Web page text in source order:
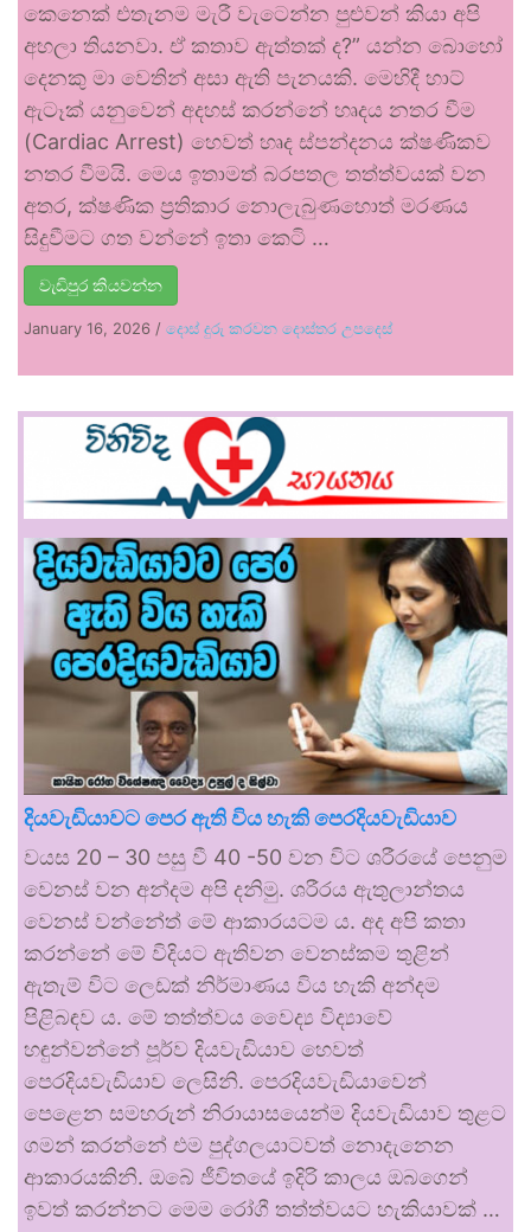
කෙනෙක් එතැනම මැරී වැටෙන්න පුළුවන් කියා අපි
අහලා තියනවා. ඒ කතාව ඇත්තක් ද?” යන්න බොහෝ
දෙනකු මා වෙතින් අසා ඇති පැනයකි. මෙහිදී හාට්
ඇටෑක් යනුවෙන් අදහස් කරන්නේ හෘදය නතර වීම
(Cardiac Arrest) හෙවත් හෘද ස්පන්දනය ක්ෂණිකව
නතර වීමයි. මෙය ඉතාමත් බරපතල තත්ත්වයක් වන
අතර, ක්ෂණික ප්‍රතිකාර නොලැබුණහොත් මරණය
සිදුවීමට ගත වන්නේ ඉතා කෙටි …
වැඩිපුර කියවන්න
January 16, 2026 / දොස් දුරු කරවන දොස්තර උපදෙස්
දියවැඩියාවට පෙර ඇති විය හැකි පෙරදියවැඩියාව
වයස 20 – 30 පසු වී 40 -50 වන විට ශරීරයේ පෙනුම
වෙනස් වන අන්දම අපි දනිමු. ශරීරය ඇතුලාන්තය
වෙනස් වන්නේත් මේ ආකාරයටම ය. අද අපි කතා
කරන්නේ මේ විදියට ඇතිවන වෙනස්කම තුළින්
ඇතැම් විට ලෙඩක් නිර්මාණය විය හැකි අන්දම
පිළිබඳව ය. මේ තත්ත්වය වෛද්‍ය විද්‍යාවේ
හඳුන්වන්නේ පූර්ව දියවැඩියාව හෙවත්
පෙරදියවැඩියාව ලෙසිනි. පෙරදියවැඩියාවෙන්
පෙළෙන සමහරුන් නිරායාසයෙන්ම දියවැඩියාව තුළට
ගමන් කරන්නේ එම පුද්ගලයාටවත් නොදැනෙන
ආකාරයකිනි. ඔබේ ජීවිතයේ ඉදිරි කාලය ඔබගෙන්
ඉවත් කරන්නට මෙම රෝගී තත්ත්වයට හැකියාවක් …